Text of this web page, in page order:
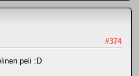
#374
peli :D